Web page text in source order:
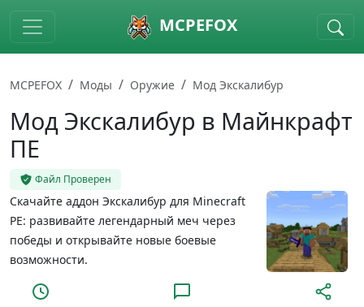
Skip to main content MCPEFOX
MCPEFOX Моды Оружие Мод Экскалибур
Мод Экскалибур в Майнкрафт
ПЕ
Файл Проверен
Скачайте аддон Экскалибур для Minecraft
PE: развивайте легендарный меч через
победы и открывайте новые боевые
возможности.